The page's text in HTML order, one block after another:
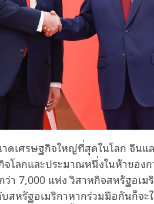
ดเศรษฐกิจใหญ่ที่สุดในโลก จีนแ
โลกและประมาณหนึ่งในห้าของ
า 7,000 แห่ง วิสาหกิจสหรัฐอเ
สหรัฐอเมริกาหากร่วมมือกันก็จ